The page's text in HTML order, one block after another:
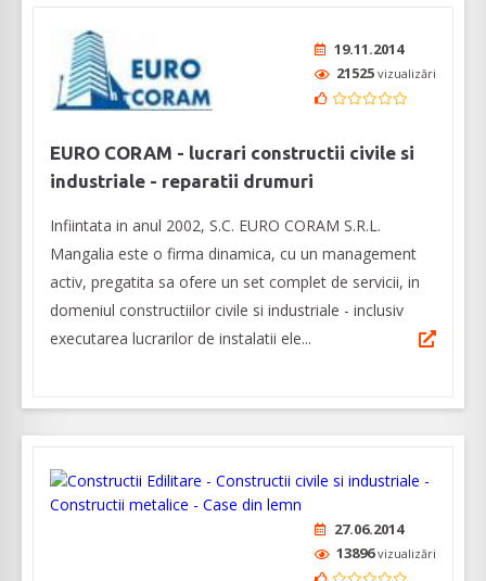
19.11.2014
21525 vizualizări
EURO CORAM - lucrari constructii civile si
industriale - reparatii drumuri
Infiintata in anul 2002, S.C. EURO CORAM S.R.L.
Mangalia este o firma dinamica, cu un management
activ, pregatita sa ofere un set complet de servicii, in
domeniul constructiilor civile si industriale - inclusiv
executarea lucrarilor de instalatii ele...
27.06.2014
13896vizualizări